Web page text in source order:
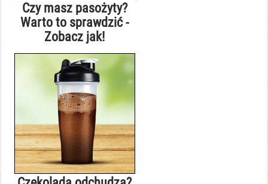
Czy masz pasożyty?
Warto to sprawdzić -
Zobacz jak!